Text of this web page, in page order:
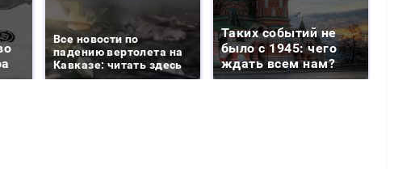
Все новости по
падению вертолета на
Кавказе: читать здесь
Таких событий не
было с 1945: чего
ждать всем нам?